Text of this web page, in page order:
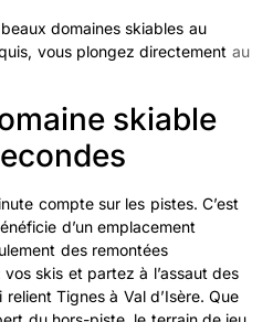
domaines skiables au
vous plongez directement au
skiable
compte sur les pistes. C’est
d’un emplacement
des remontées
skis et partez à l’assaut des
Tignes à Val d’Isère. Que